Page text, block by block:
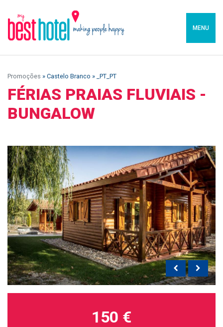
MENU
Promoções » Castelo Branco » _PT_PT
FÉRIAS PRAIAS FLUVIAIS -
BUNGALOW
150 €